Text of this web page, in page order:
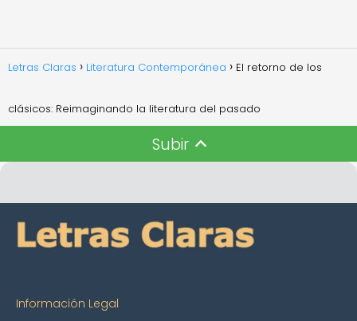
Letras Claras Literatura Contemporánea El retorno de los
clásicos: Reimaginando la literatura del pasado
Subir
Información Legal